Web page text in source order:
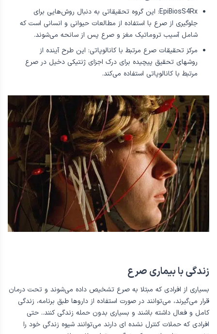
صرع برای شناسایی همه‌ی اجزای ژنتیکی این بیماری استفاده
می‌کند.
مرکز تحقیقات SUDEP: این طرح به دنبال درک مرگ ناگهانی
EpiBiosS4Rx: این گروه تحقیقاتی به دنبال روش‌هایی برای
جلوگیری از صرع با استفاده از مطالعات حیوانی و انسانی است که
مرکز تحقیقات صرع مرتبط با کانالوپاتی: این طرح آینده از
روشهای تحقیق پیچیده برای درک اجزای ژنتیکی دخیل در صرع
مرتبط با کانالوپاتی استفاده می‌کند.
زندگی با بیماری صرع